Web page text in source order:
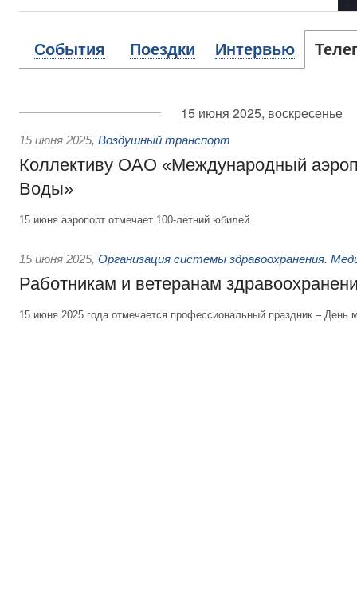
События Поездки Интервью
15 июня 2025, воскресенье
15 июня 2025, Воздушный транспорт
Коллективу ОАО «Международный
Воды»
15 июня аэропорт отмечает 100-летний юбилей.
15 июня 2025, Организация системы здравоохранения.
Работникам и ветеранам
15 июня 2025 года отмечается профессиональный праздник – День